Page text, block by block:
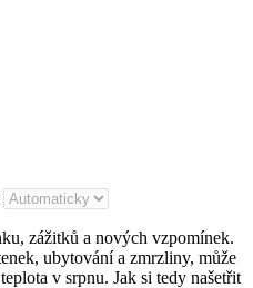
zážitků a nových vzpomínek.
ubytování a zmrzliny, může
v srpnu. Jak si tedy našetřit